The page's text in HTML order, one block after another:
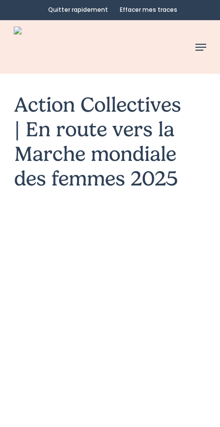
to
main
Quitter rapidement Effacer mes traces
Menu
Action Collectives
| En route vers la
Marche mondiale
des femmes 2025